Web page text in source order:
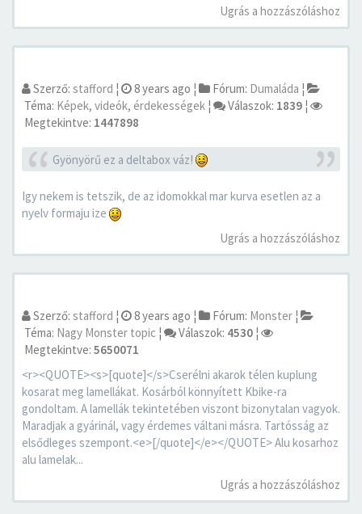
Ugrás a hozzászóláshoz
Szerző: stafford ¦ 8 years ago ¦ Fórum: Dumaláda ¦
Téma: Képek, videók, érdekességek ¦ Válaszok: 1839 ¦
Megtekintve: 1447898
Gyönyörű ez a deltabox váz!
Igy nekem is tetszik, de az idomokkal mar kurva esetlen az a
nyelv formaju ize
Ugrás a hozzászóláshoz
Szerző: stafford ¦ 8 years ago ¦ Fórum: Monster ¦
Téma: Nagy Monster topic ¦ Válaszok: 4530 ¦
Megtekintve: 5650071
<r><QUOTE><s>[quote]</s>Cserélni akarok télen kuplung
kosarat meg lamellákat. Kosárból könnyített Kbike-ra
gondoltam. A lamellák tekintetében viszont bizonytalan vagyok.
Maradjak a gyárinál, vagy érdemes váltani másra. Tartósság az
elsődleges szempont.<e>[/quote]</e></QUOTE> Alu kosarhoz
alu lamelak...
Ugrás a hozzászóláshoz